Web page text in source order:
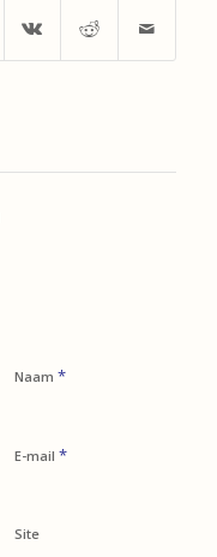
Naam *
E-mail *
Site